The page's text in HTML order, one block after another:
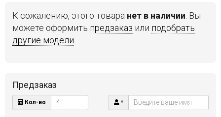
К сожалению, этого товара нет в наличии . Вы
можете оформить предзаказ или подобрать
другие модели
Предзаказ
Кол-во *